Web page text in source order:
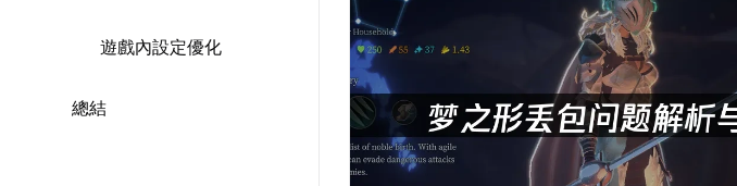
遊戲內設定優化
總結